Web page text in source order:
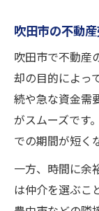
吹田市の不動
吹田市で不動産
却の目的によっ
続や急な資金需
がスムーズです
での期間が短く
一方、時間に余
は仲介を選ぶこ